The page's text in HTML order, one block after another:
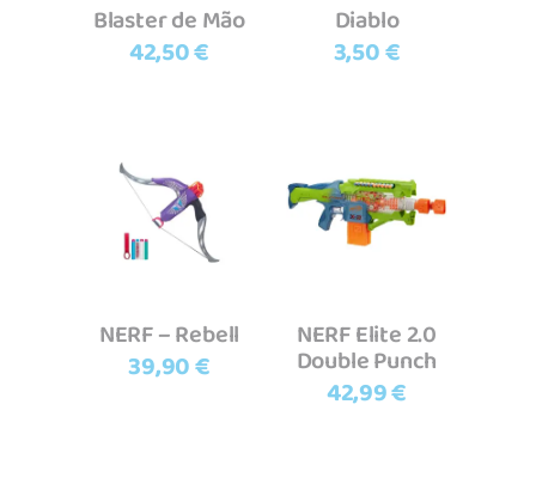
Blaster de Mão
42,50€
Diablo
3,50€
Adicionar
NERF – Rebell
39,90€
Adicionar
NERF Elite 2.0
Double Punch
42,99€